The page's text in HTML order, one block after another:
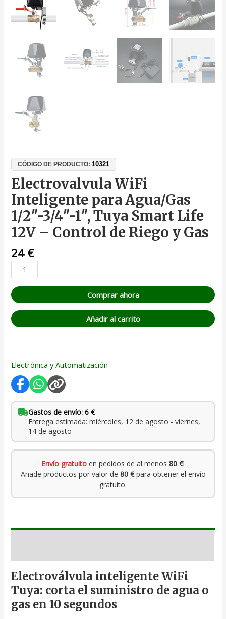
CÓDIGO DE PRODUCTO:10321
Electrovalvula WiFi
Inteligente para Agua/Gas
1/2″-3/4″-1″, Tuya Smart Life
12V – Control de Riego y Gas
24 €
Comprar ahora
Añadir al carrito
Electrónica y Automatización
Gastos de envío: 6 €
Entrega estimada: miércoles, 12 de agosto - viernes,
14 de agosto
Envío gratuito en pedidos de al menos 80 €!
Añade productos por valor de 80 €para obtener el envío
gratuito.
Electroválvula inteligente WiFi
Tuya: corta el suministro de agua o
gas en 10 segundos